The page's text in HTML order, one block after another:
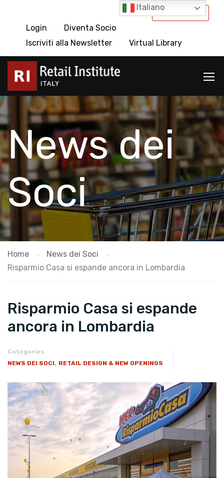
International
Login
Diventa Socio
Iscriviti alla Newsletter
Virtual Library
News dei
Soci
Home
News dei Soci
Risparmio Casa si espande ancora in Lombardia
Risparmio Casa si espande
ancora in Lombardia
Categories
NEWS DEI SOCI, RETAIL DESIGN & NEW OPENINGS
Italiano